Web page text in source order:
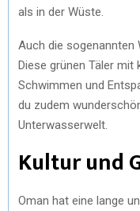
als in der Wüste.
Auch die sogenannten
Diese grünen Täler mit
Schwimmen und
du zudem
Unterwasserwelt.
Kultur und
Oman hat eine lange